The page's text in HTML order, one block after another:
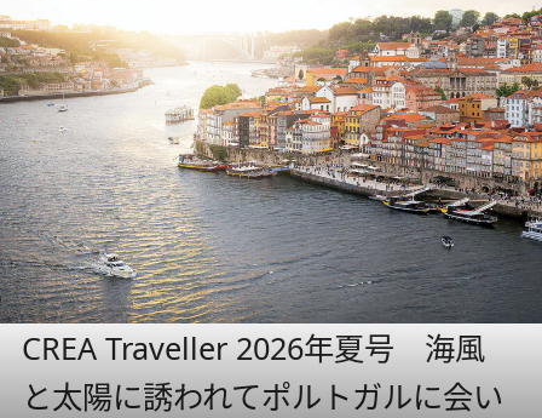
CREA Traveller 2026年夏号 海風
と太陽に誘われてポルトガルに会い